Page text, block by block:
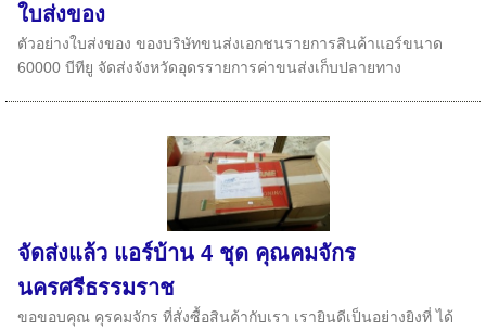
ใบส่งของ
ตัวอย่างใบส่งของ ของบริษัทขนส่งเอกชนรายการสินค้าแอร์ขนาด
60000 บีทียู จัดส่งจังหวัดอุดรรายการค่าขนส่งเก็บปลายทาง
จัดส่งแล้ว แอร์บ้าน 4 ชุด คุณคมจักร
นครศรีธรรมราช
ขอขอบคุณ คุรคมจักร ที่สั่งซื้อสินค้ากับเรา เรายินดีเป็นอย่างยิงที่ ได้